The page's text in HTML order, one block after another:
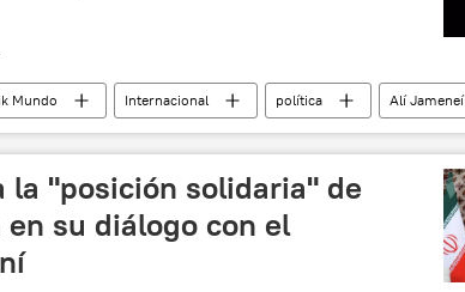
Mundo Internacional política
Alí Jameneí
Israel
la "posición solidaria" de
en su diálogo con el